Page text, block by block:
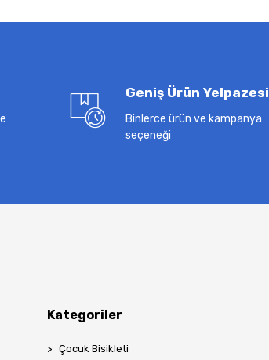
Geniş Ürün Yelpazesi
Binlerce ürün ve kampanya
seçeneği
Kategoriler
Çocuk Bisikleti